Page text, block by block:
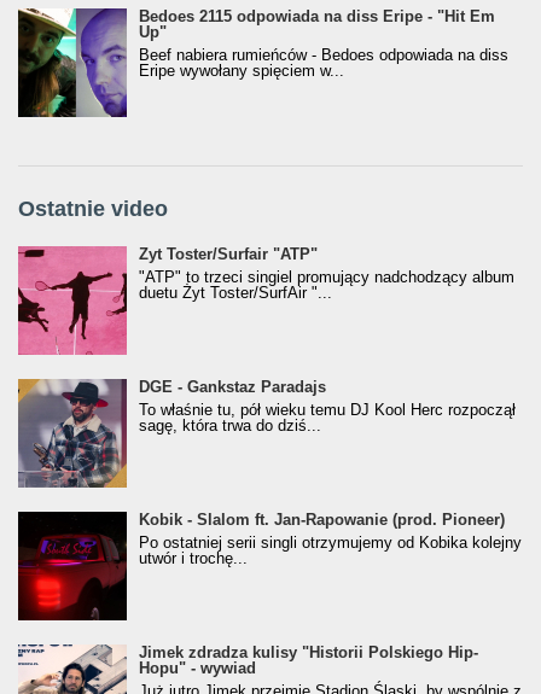
Bedoes 2115 odpowiada na diss Eripe - "Hit Em
Up"
Beef nabiera rumieńców - Bedoes odpowiada na diss
Eripe wywołany spięciem w...
Ostatnie video
Żyt Toster/SurfAir - ATP VIDEO
Żyt Toster/Surfair "ATP"
"ATP" to trzeci singiel promujący nadchodzący album
duetu Żyt Toster/SurfAir "...
donGURALesko z nagrodą za
Klasyczny/Trueschoolowy Album Roku
(Popkillery 2023)
DGE - Gankstaz Paradajs
To właśnie tu, pół wieku temu DJ Kool Herc rozpoczął
sagę, która trwa do dziś...
Kobik - Slalom ft. Jan-Rapowanie (prod. Pioneer)
[Official Music Visualiser]
Kobik - Slalom ft. Jan-Rapowanie (prod. Pioneer)
Po ostatniej serii singli otrzymujemy od Kobika kolejny
utwór i trochę...
Jimek zdradza kulisy "Historii Polskiego Hip-
Hopu" - wywiad
Jimek zdradza kulisy "Historii Polskiego Hip-
Hopu" - wywiad